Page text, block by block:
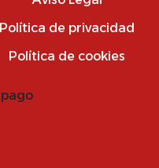
Política de privacidad
Política de cookies